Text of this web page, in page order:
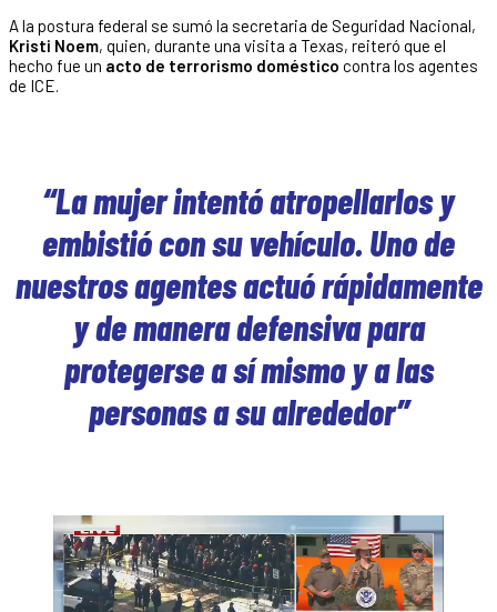
A la postura federal se sumó la secretaria de Seguridad Nacional,
Kristi Noem, quien, durante una visita a Texas, reiteró que el
hecho fue un acto de terrorismo doméstico contra los agentes
de ICE.
“La mujer intentó atropellarlos y
embistió con su vehículo. Uno de
nuestros agentes actuó rápidamente
y de manera defensiva para
protegerse a sí mismo y a las
personas a su alrededor”